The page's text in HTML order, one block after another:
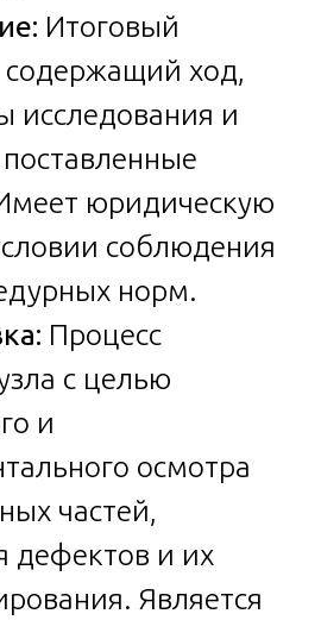
Итоговый
содержащий ход,
исследования и
юридическую
соблюдения
норм.
Процесс
с целью
и
осмотра
частей,
дефектов и их
Является